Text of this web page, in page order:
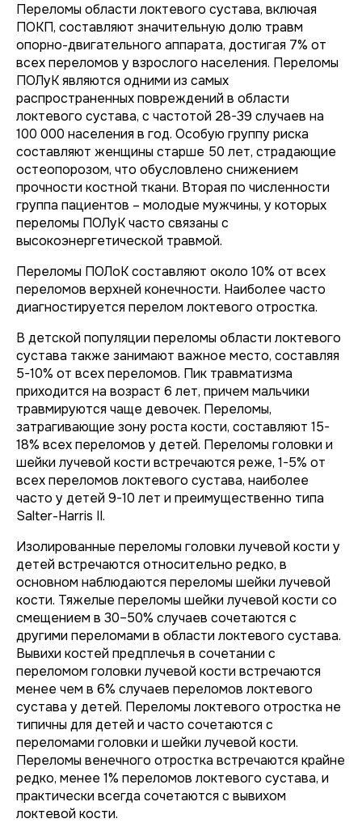
Переломы области локтевого сустава, включая
ПОКП, составляют значительную долю травм
опорно-двигательного аппарата, достигая 7% от
всех переломов у взрослого населения. Переломы
ПОЛуК являются одними из самых
распространенных повреждений в области
локтевого сустава, с частотой 28-39 случаев на
100 000 населения в год. Особую группу риска
составляют женщины старше 50 лет, страдающие
остеопорозом, что обусловлено снижением
прочности костной ткани. Вторая по численности
группа пациентов – молодые мужчины, у которых
переломы ПОЛуК часто связаны с
высокоэнергетической травмой.
Переломы ПОЛоК составляют около 10% от всех
переломов верхней конечности. Наиболее часто
диагностируется перелом локтевого отростка.
В детской популяции переломы области локтевого
сустава также занимают важное место, составляя
5-10% от всех переломов. Пик травматизма
приходится на возраст 6 лет, причем мальчики
травмируются чаще девочек. Переломы,
затрагивающие зону роста кости, составляют 15-
18% всех переломов у детей. Переломы головки и
шейки лучевой кости встречаются реже, 1-5% от
всех переломов локтевого сустава, наиболее
часто у детей 9-10 лет и преимущественно типа
Salter-Harris II.
Изолированные переломы головки лучевой кости у
детей встречаются относительно редко, в
основном наблюдаются переломы шейки лучевой
кости. Тяжелые переломы шейки лучевой кости со
смещением в 30–50% случаев сочетаются с
другими переломами в области локтевого сустава.
Вывихи костей предплечья в сочетании с
переломом головки лучевой кости встречаются
менее чем в 6% случаев переломов локтевого
сустава у детей. Переломы локтевого отростка не
типичны для детей и часто сочетаются с
переломами головки и шейки лучевой кости.
Переломы венечного отростка встречаются крайне
редко, менее 1% переломов локтевого сустава, и
практически всегда сочетаются с вывихом
локтевой кости.